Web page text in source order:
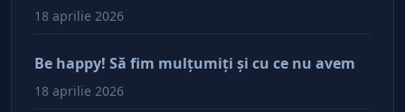
18 aprilie 2026
Be happy! Să fim mulţumiţi şi cu ce nu avem
18 aprilie 2026